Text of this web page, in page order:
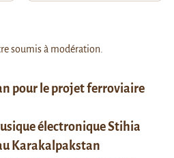
pour le projet ferroviaire
électronique Stihia
Karakalpakstan
soumis à modération.